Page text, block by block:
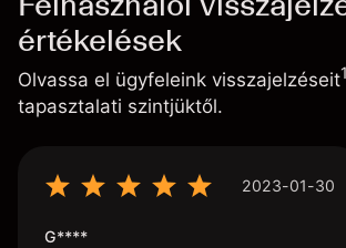
értékelések
Olvassa el ügyfeleink visszajelzéseit1
tapasztalati szintjüktől.
2023-01-30
G****